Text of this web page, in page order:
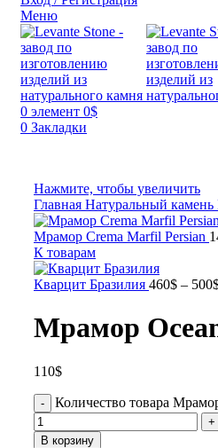
Меню
0 элемент 0$
0 Закладки
Нажмите, чтобы увеличить
Главная Натуральный камень
Мрамор Crema Marfil Persian
К товарам
Кварцит Бразилия 460$ – 500
Мрамор
110$
Количество товара
В корзину